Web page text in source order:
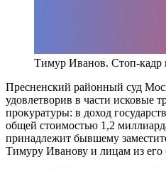
Тимур Иванов. Стоп-кадр
Пресненский районный суд
удовлетворив в части исковые
прокуратуры: в доход
общей стоимостью 1,2
принадлежит бывшему
Тимуру Иванову и лицам из